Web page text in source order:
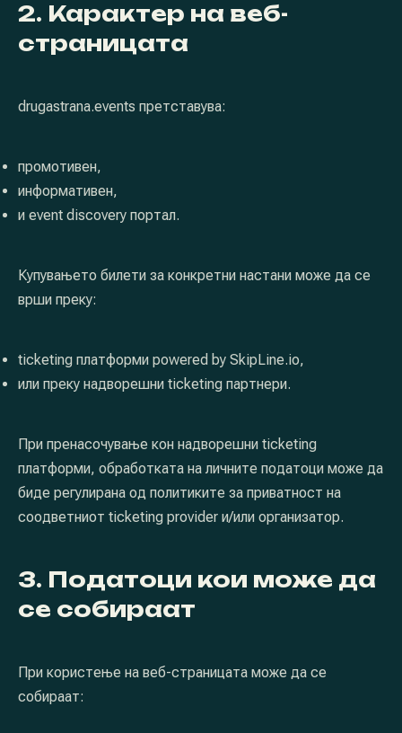
2. Карактер на веб-
страницата
drugastrana.events претставува:
промотивен,
информативен,
и event discovery портал.
Купувањето билети за конкретни настани може да се
врши преку:
ticketing платформи powered by SkipLine.io,
или преку надворешни ticketing партнери.
При пренасочување кон надворешни ticketing
платформи, обработката на личните податоци може да
биде регулирана од политиките за приватност на
соодветниот ticketing provider и/или организатор.
3. Податоци кои може да
се собираат
При користење на веб-страницата може да се
собираат: